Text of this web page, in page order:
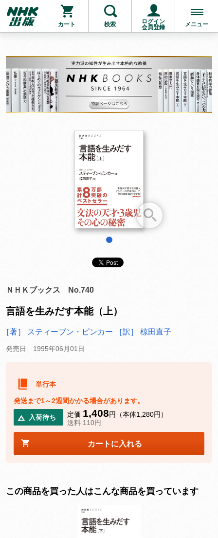
カート 検索
ログイン
会員登録
メニュー
ＮＨＫブックス No.740
言語を生みだす本能（上）
［著］ スティーブン・ピンカー ［訳］ 椋田直子
発売日 1995年06月01日
単行本
発送まで1～2週間かかる場合があります。
入荷待ち 定価 1,408円（本体1,280円）
送料 110円
カートに入れる
この商品を買った人はこんな商品を買っています